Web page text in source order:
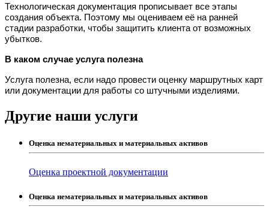
Технологическая документация прописывает все этапы
создания объекта. Поэтому мы оцениваем её на ранней
стадии разработки, чтобы защитить клиента от возможных
убытков.
В каком случае услуга полезна
Услуга полезна, если надо провести оценку маршрутных карт
или документации для работы со штучными изделиями.
Другие наши услуги
Оценка нематериальных и материальных активов
Оценка проектной документации
Оценка нематериальных и материальных активов